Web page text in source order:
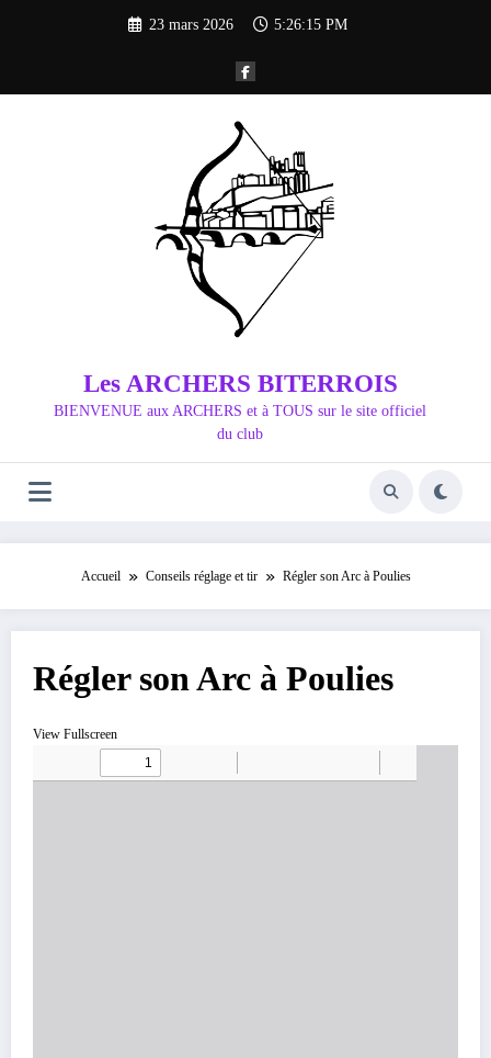
23 mars 2026 5:26:16 PM
Les ARCHERS BITERROIS
BIENVENUE aux ARCHERS et à TOUS sur le site officiel
du club
Accueil Conseils réglage et tir Régler son Arc à Poulies
Régler son Arc à Poulies
View Fullscreen